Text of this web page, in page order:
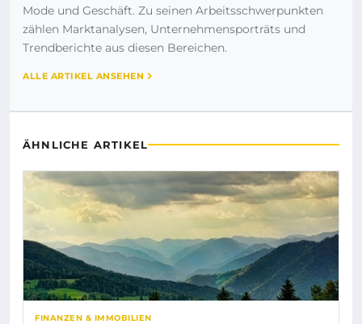
Mode und Geschäft. Zu seinen Arbeitsschwerpunkten
zählen Marktanalysen, Unternehmensporträts und
Trendberichte aus diesen Bereichen.
ALLE ARTIKEL ANSEHEN
ÄHNLICHE ARTIKEL
FINANZEN & IMMOBILIEN